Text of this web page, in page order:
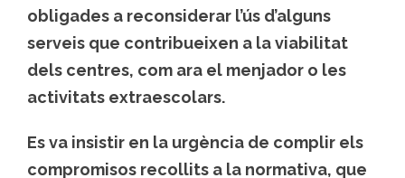
obligades a reconsiderar l’ús d’alguns
serveis que contribueixen a la viabilitat
dels centres, com ara el menjador o les
activitats extraescolars.
Es va insistir en la urgència de complir els
compromisos recollits a la normativa, que